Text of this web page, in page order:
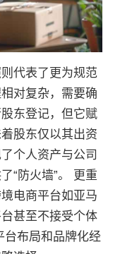
代表了更为规范
对复杂，需要确
东登记，但它赋
股东仅以其出资
个人资产与公司
“防火墙”。 更重
电商平台如亚马
甚至不接受个体
台布局和品牌化经